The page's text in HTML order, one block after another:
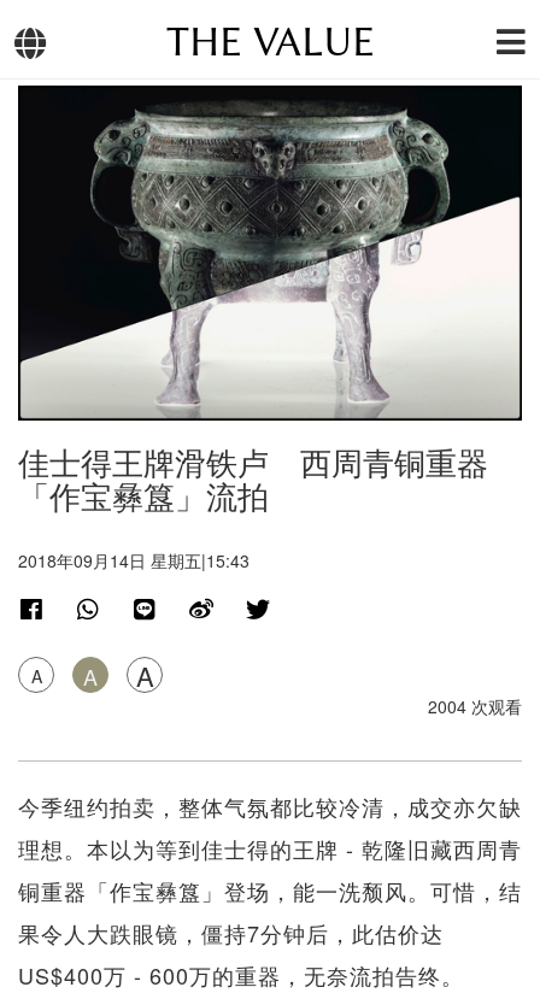
THE VALUE
佳士得王牌滑铁卢 西周青铜重器
「作宝彝簋」流拍
2018年09月14日 星期五|15:43
A A A
2004 次观看
今季纽约拍卖，整体气氛都比较冷清，成交亦欠缺
理想。本以为等到佳士得的王牌 - 乾隆旧藏西周青
铜重器「作宝彝簋」登场，能一洗颓风。可惜，结
果令人大跌眼镜，僵持7分钟后，此估价达
US$400万 - 600万的重器，无奈流拍告终。